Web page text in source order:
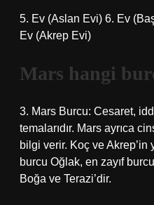
5. Ev (Aslan Evi) 6. Ev
Ev (Akrep Evi)
Mars hangi
3. Mars Burcu: Cesaret,
temalarıdır. Mars ayrıca
bilgi verir. Koç ve
burcu Oğlak, en zayıf
Boğa ve Terazi’dir.